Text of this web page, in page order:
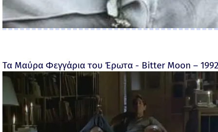
Τα Μαύρα Φεγγάρια του Έρωτα - Bitter Moon –